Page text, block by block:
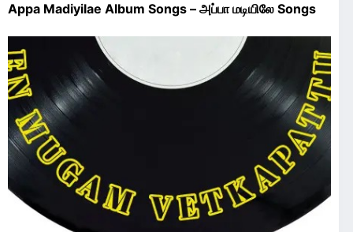
Appa Madiyilae Album Songs – அப்பா மடியிலே Songs